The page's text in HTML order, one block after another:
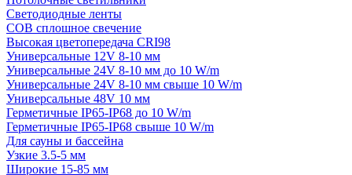
Светодиодные ленты
COB сплошное свечение
Высокая цветопередача CRI98
Универсальные 12V 8-10 мм
Универсальные 24V 8-10 мм до 10 W/m
Универсальные 24V 8-10 мм свыше 10 W/m
Универсальные 48V 10 мм
Герметичные IP65-IP68 до 10 W/m
Герметичные IP65-IP68 свыше 10 W/m
Для сауны и бассейна
Узкие 3.5-5 мм
Широкие 15-85 мм